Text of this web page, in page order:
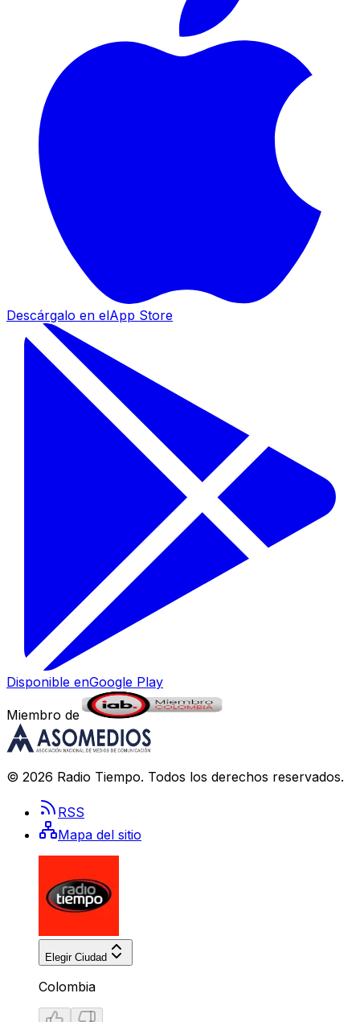
Descárgalo en elApp Store
Disponible enGoogle Play
Miembro de
© 2026 Radio Tiempo. Todos los derechos reservados.
RSS
Mapa del sitio
Elegir Ciudad
Colombia